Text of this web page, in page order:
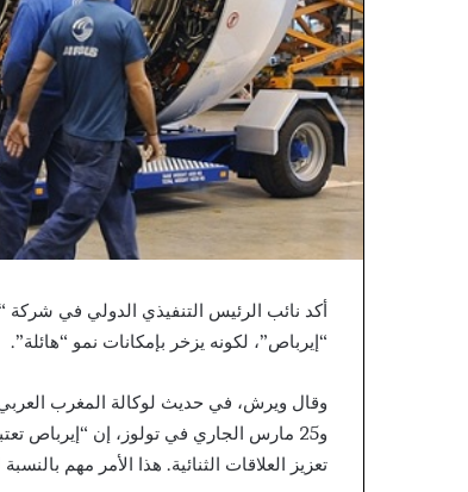
أكد نائب الرئيس التنفيذي الدولي في شركة
“إيرباص”، لكونه يزخر بإمكانات نمو “هائلة”.
و25 مارس الجاري في تولوز، إن “إيرباص
تعزيز العلاقات الثنائية. هذا الأمر مهم بالنسبة